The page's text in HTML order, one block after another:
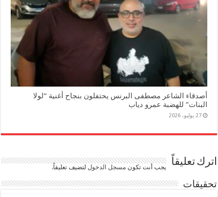
أصدقاء الشاعر مصطفى البرنس يحتفلون بنجاح أغنية “لولا
البنات” للهضبة عمرو دياب
27 يوليو، 2026
اترك تعليقاً يجب أنت تكون مسجل الدخول لتضيف تعليقاً.
تحقيقات